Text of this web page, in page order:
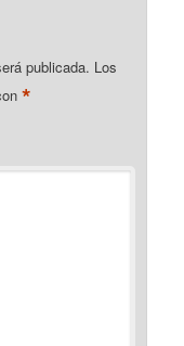
publicada. Los
*